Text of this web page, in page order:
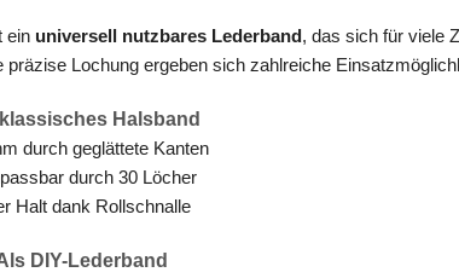
ein universell nutzbares Lederband, das sich für viele
Lochung ergeben sich zahlreiche
Halsband
durch geglättete Kanten
durch 30 Löcher
Halt dank Rollschnalle
DIY-Lederband